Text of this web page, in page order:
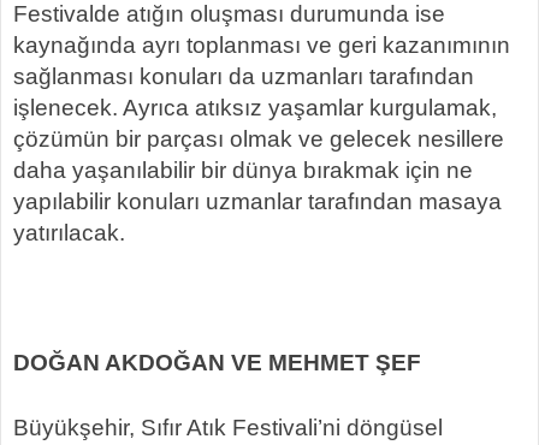
Festivalde atığın oluşması durumunda ise
kaynağında ayrı toplanması ve geri kazanımının
sağlanması konuları da uzmanları tarafından
işlenecek. Ayrıca atıksız yaşamlar kurgulamak,
çözümün bir parçası olmak ve gelecek nesillere
daha yaşanılabilir bir dünya bırakmak için ne
yapılabilir konuları uzmanlar tarafından masaya
yatırılacak.
DOĞAN AKDOĞAN VE MEHMET ŞEF
Büyükşehir, Sıfır Atık Festivali’ni döngüsel